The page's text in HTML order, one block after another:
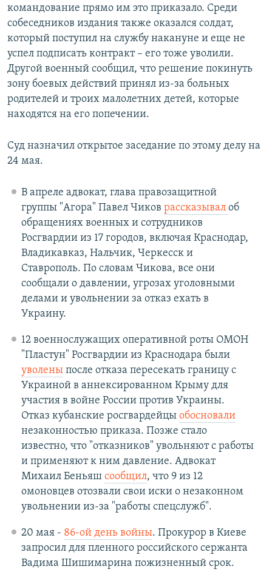
командование прямо им это приказало. Среди
собеседников издания также оказался солдат,
который поступил на службу накануне и еще не
успел подписать контракт – его тоже уволили.
Другой военный сообщил, что решение покинуть
зону боевых действий принял из-за больных
родителей и троих малолетних детей, которые
находятся на его попечении.
Суд назначил открытое заседание по этому делу на
24 мая.
В апреле адвокат, глава правозащитной
группы "Агора" Павел Чиков рассказывал об
обращениях военных и сотрудников
Росгвардии из 17 городов, включая Краснодар,
Владикавказ, Нальчик, Черкесск и
Ставрополь. По словам Чикова, все они
сообщали о давлении, угрозах уголовными
делами и увольнении за отказ ехать в
Украину.
12 военнослужащих оперативной роты ОМОН
"Пластун" Росгвардии из Краснодара были
уволеныпосле отказа пересекать границу с
Украиной в аннексированном Крыму для
участия в войне России против Украины.
Отказ кубанские росгвардейцы обосновали
незаконностью приказа. Позже стало
известно, что "отказников" увольняют с работы
и применяют к ним давление. Адвокат
Михаил Беньяш сообщил, что 9 из 12
омоновцев отозвали свои иски о незаконном
увольнении из-за "работы спецслужб".
20 мая - 86-ой день войны. Прокурор в Киеве
запросил для пленного российского сержанта
Вадима Шишимарина пожизненный срок.